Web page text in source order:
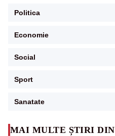
MAI MULTE ȘTIRI DIN
Politica
Economie
Social
Sport
Sanatate